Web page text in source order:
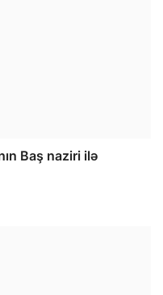
Baş naziri ilə